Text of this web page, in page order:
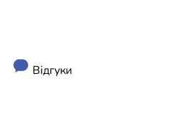
Відгуки